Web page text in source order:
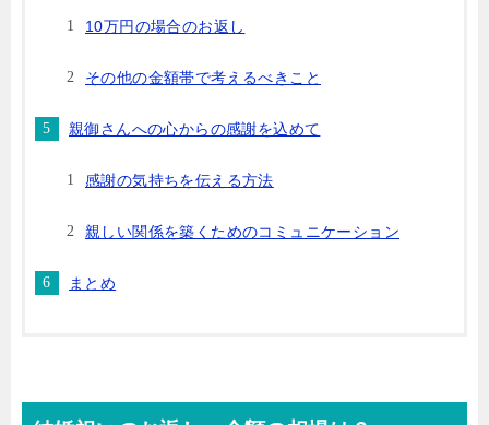
10万円の場合のお返し
その他の金額帯で考えるべきこと
親御さんへの心からの感謝を込めて
感謝の気持ちを伝える方法
親しい関係を築くためのコミュニケーション
まとめ